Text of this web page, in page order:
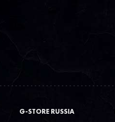
G-STORE RUSSIA